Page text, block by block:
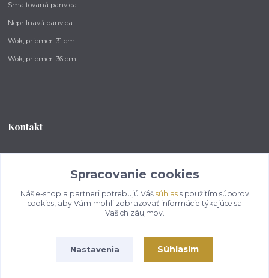
Smaltovaná panvica
Nepriľnavá panvica
Wok, priemer: 31 cm
Wok, priemer: 36 cm
Kontakt
od 8:00 - do 16:00 hod
info@kotlikovesupravy.sk
Spracovanie cookies
Náš e-shop a partneri potrebujú Váš súhlass použitím súborov
cookies, aby Vám mohli zobrazovať informácie týkajúce sa
Vašich záujmov.
Nastavenia Súhlasím